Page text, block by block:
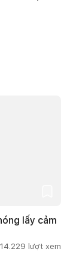
lấy cảm
14.229 lượt xem